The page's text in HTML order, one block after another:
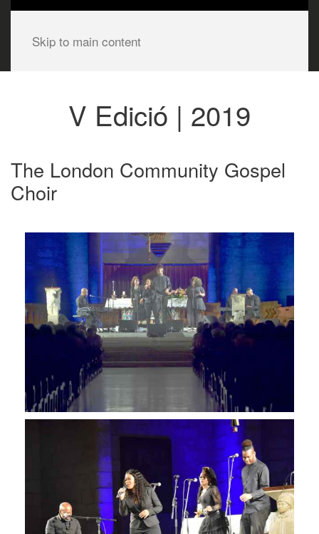
Skip to main content
V Edició | 2019
The London Community Gospel
Choir